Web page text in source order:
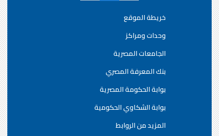
خريطة الموقع
وحدات ومراكز
الجامعات المصرية
بنك المعرفة المصري
بوابة الحكومة المصرية
بوابة الشكاوي الحكومية
المزيد من الروابط